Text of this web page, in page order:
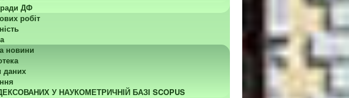
ради ДФ
робіт
новини
даних
У НАУКОМЕТРИЧНІЙ БАЗІ SCOPUS